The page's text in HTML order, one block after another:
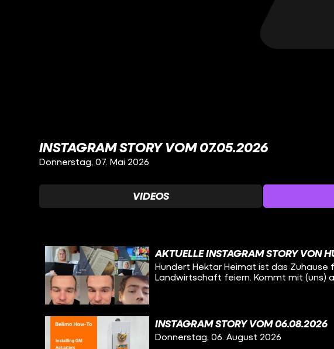
INSTAGRAM STORY VOM 07.05.2026
Donnerstag, 07. Mai 2026
VIDEOS
AKTUELLE INSTAGRAM STORY VON
Hundert Hektar Heimat ist das Zuhause
Landwirtschaft feiern. Kommt mit (uns)
INSTAGRAM STORY VOM 06.08.2026
Donnerstag, 06. August 2026